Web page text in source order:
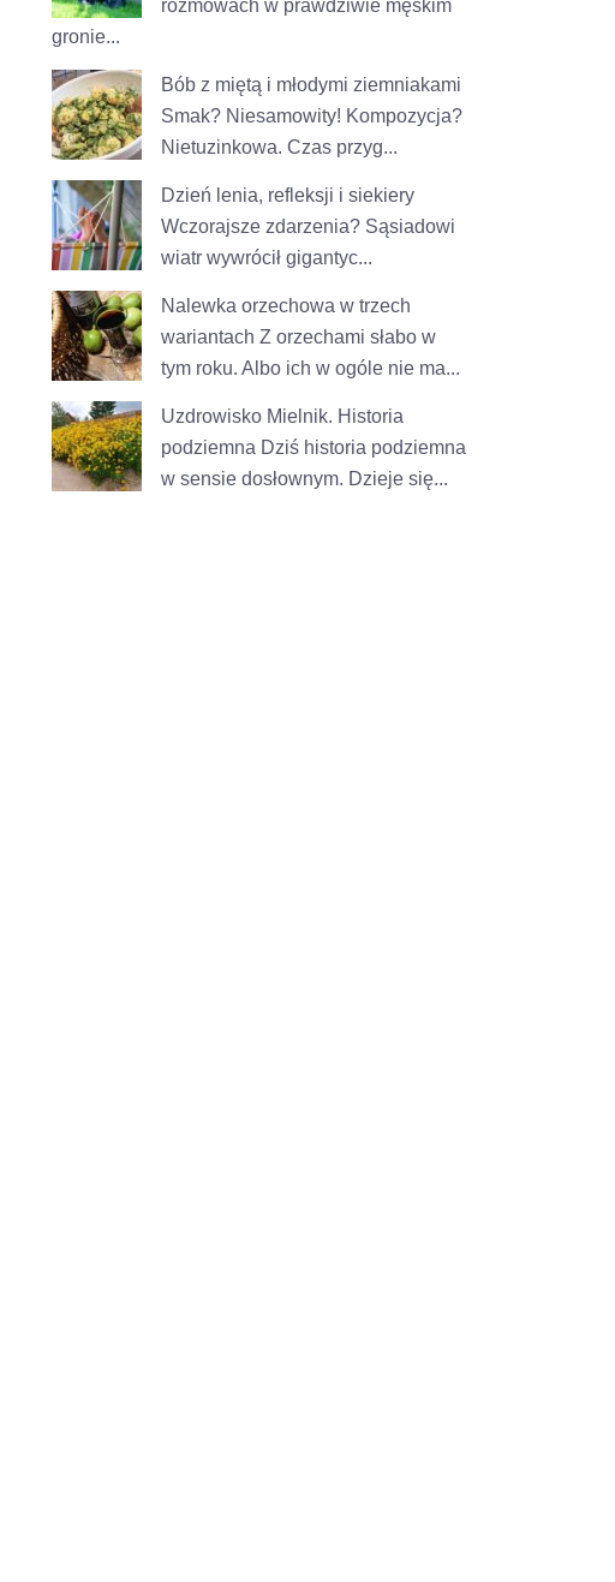
rozmowach w prawdziwie męskim
gronie...
Bób z miętą i młodymi ziemniakami
Smak? Niesamowity! Kompozycja?
Nietuzinkowa. Czas przyg...
Dzień lenia, refleksji i siekiery
Wczorajsze zdarzenia? Sąsiadowi
wiatr wywrócił gigantyc...
Nalewka orzechowa w trzech
wariantach Z orzechami słabo w
tym roku. Albo ich w ogóle nie ma...
Uzdrowisko Mielnik. Historia
podziemna Dziś historia podziemna
w sensie dosłownym. Dzieje się...